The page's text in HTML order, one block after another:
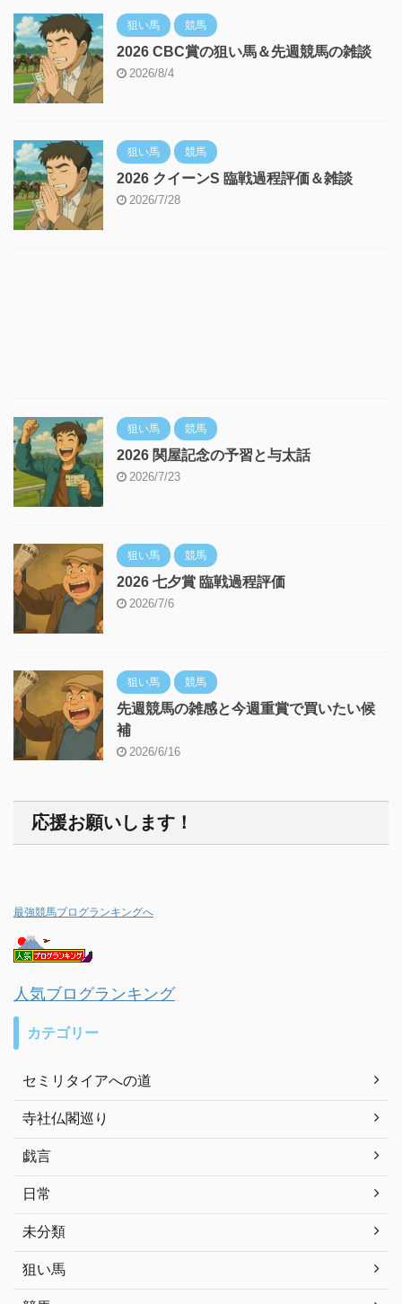
狙い馬 競馬
2026 CBC賞の狙い馬＆先週競馬の雑談
2026/8/4
狙い馬 競馬
2026 クイーンS 臨戦過程評価＆雑談
2026/7/28
狙い馬 競馬
2026 関屋記念の予習と与太話
2026/7/23
狙い馬 競馬
2026 七夕賞 臨戦過程評価
2026/7/6
狙い馬 競馬
先週競馬の雑感と今週重賞で買いたい候
補
2026/6/16
応援お願いします！
最強競馬ブログランキングへ
人気ブログランキング
カテゴリー
セミリタイアへの道
寺社仏閣巡り
戯言
日常
未分類
狙い馬